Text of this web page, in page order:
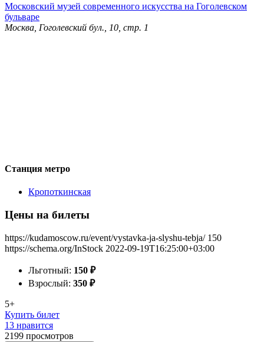
Московский музей современного искусства на Гоголевском
бульваре
Москва, Гоголевский бул., 10, стр. 1
Станция метро
Кропоткинская
Цены на билеты
https://kudamoscow.ru/event/vystavka-ja-slyshu-tebja/ 150
https://schema.org/InStock 2022-09-19T16:25:00+03:00
Льготный: 150 ₽
Взрослый: 350 ₽
5+
Купить билет
13 нравится
2199 просмотров